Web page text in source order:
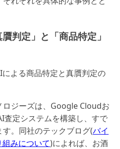
判定」と「商品特定」
よる商品特定と真贋判定の
ジーズは、Google Cloudお
査定システムを構築し、すで
。同社のテックブログ(バイ
みについて)によれば、お酒